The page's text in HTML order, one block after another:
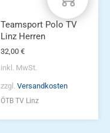
Produktseite
gewählt
werden
Teamsport Polo TV
Linz Herren
32,00 €
inkl. MwSt.
zzgl. Versandkosten
ÖTB TV Linz